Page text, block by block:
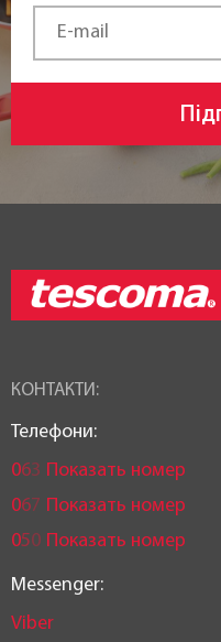
КОНТАКТИ:
Телефони:
063 Показать номер
067 Показать номер
050 Показать номер
Messenger:
Viber